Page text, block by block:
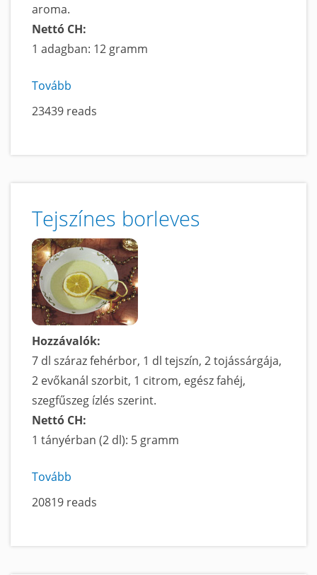
aroma.
Nettó CH:
1 adagban: 12 gramm
Tovább
Túrós
tartalomra
23439 reads
Tejszínes borleves
Hozzávalók:
7 dl száraz fehérbor, 1 dl tejszín, 2 tojássárgája,
2 evőkanál szorbit, 1 citrom, egész fahéj,
szegfűszeg ízlés szerint.
Nettó CH:
1 tányérban (2 dl): 5 gramm
Tovább
Tejszínes
20819 reads